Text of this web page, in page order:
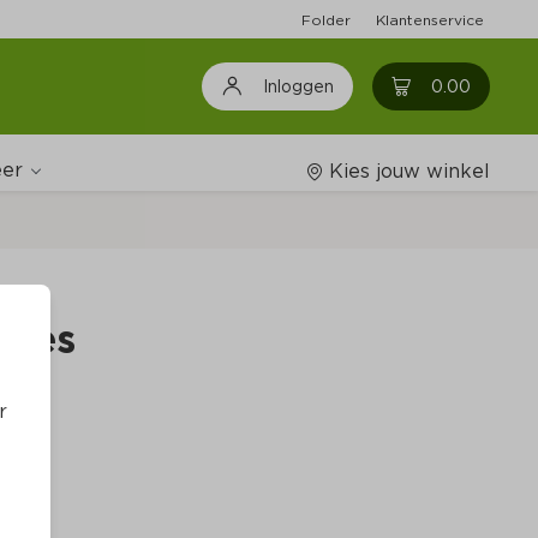
Folder Klantenservice
Inloggen 0.00 0
Kies jouw winkel